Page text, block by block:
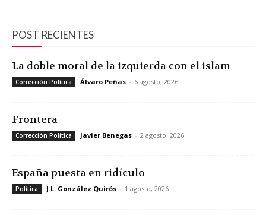
POST RECIENTES
La doble moral de la izquierda con el islam
Corrección Política Álvaro Peñas - 6 agosto, 2026
Frontera
Corrección Política Javier Benegas - 2 agosto, 2026
España puesta en ridículo
Política J.L. González Quirós - 1 agosto, 2026